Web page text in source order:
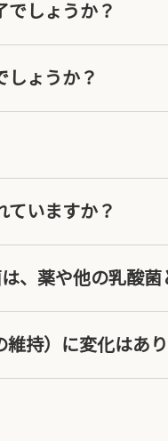
でしょうか？
しょうか？
ていますか？
、薬や他の乳酸
持）に変化はあ